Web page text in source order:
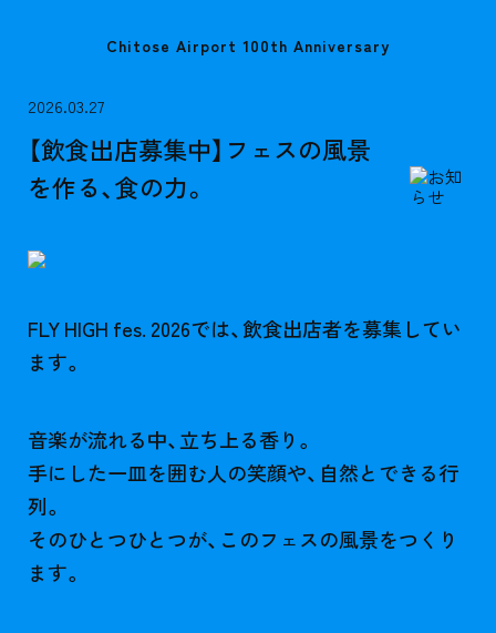
Chitose Airport 100th Anniversary
2026.03.27
【飲食出店募集中】フェスの風景
を作る、食の力。
FLY HIGH fes. 2026では、飲食出店者を募集してい
ます。
音楽が流れる中、立ち上る香り。
手にした一皿を囲む人の笑顔や、自然とできる行
列。
そのひとつひとつが、このフェスの風景をつくり
ます。